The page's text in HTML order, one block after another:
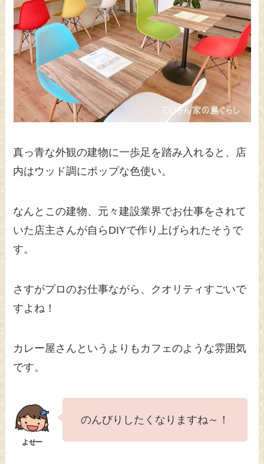
真っ青な外観の建物に一歩足を踏み入れると、店
内はウッド調にポップな色使い。
なんとこの建物、元々建設業界でお仕事をされて
いた店主さんが自らDIYで作り上げられたそうで
す。
さすがプロのお仕事ながら、クオリティすごいで
すよね！
カレー屋さんというよりもカフェのような雰囲気
です。
のんびりしたくなりますね～！